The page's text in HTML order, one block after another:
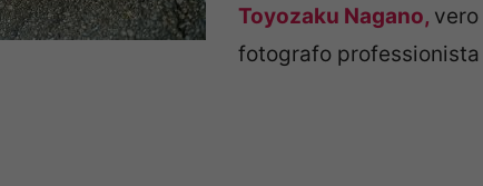
Toyozaku Nagano, vero
fotografo professionista